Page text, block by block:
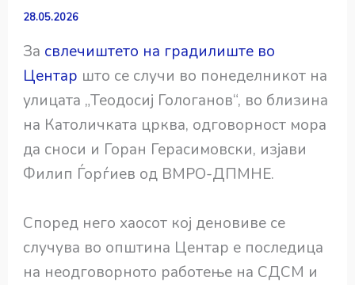
28.05.2026
За свлечиштето на градилиште во
Центар што се случи во понеделникот на
улицата „Теодосиј Гологанов“, во близина
на Католичката црква, одговорност мора
да сноси и Горан Герасимовски, изјави
Филип Ѓорѓиев од ВМРО-ДПМНЕ.
Според него хаосот кој деновиве се
случува во општина Центар е последица
на неодговорното работење на СДСМ и